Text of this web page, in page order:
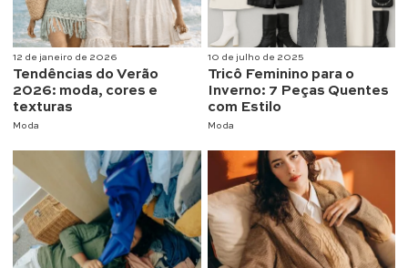
12 de janeiro de 2026
Tendências do Verão
2026: moda, cores e
texturas
Moda
10 de julho de 2025
Tricô Feminino para o
Inverno: 7 Peças Quentes
com Estilo
Moda